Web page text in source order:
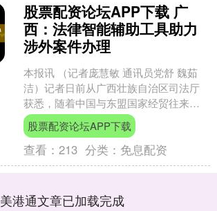
股票配资论坛APP下载 广
西：法律智能辅助工具助力
涉外案件办理
本报讯 （记者庞慧敏 通讯员党舒 魏茹
洁）记者日前从广西壮族自治区司法厅
获悉，随着中国与东盟国家经贸往来日
益频繁，跨境法律纠纷不断增多，针对
涉外法律服务中存在的....
股票配资论坛APP下载
查看：213 分类： 免息配资
美港通文章已加载完成